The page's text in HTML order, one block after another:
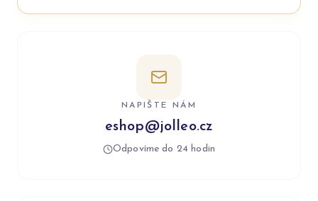
NAPIŠTE NÁM
eshop@jolleo.cz
Odpovíme do 24 hodin